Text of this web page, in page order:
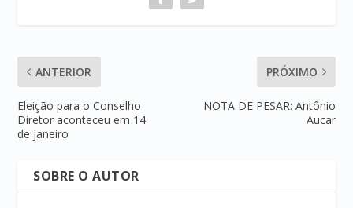
ANTERIOR
Eleição para o Conselho
Diretor aconteceu em 14
de janeiro
PRÓXIMO
NOTA DE PESAR: Antônio
Aucar
SOBRE O AUTOR